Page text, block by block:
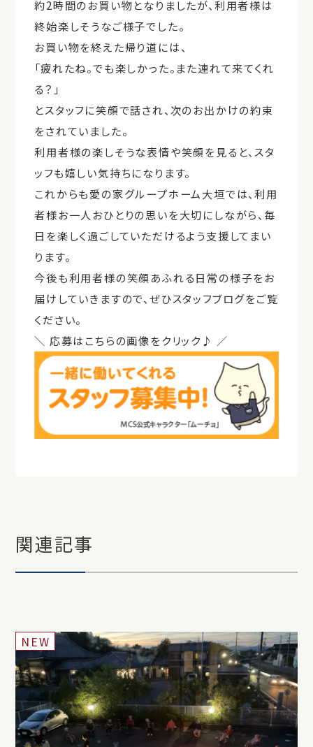
約2時間のお買い物となりましたが、利用者様は
終始楽しそうなご様子でした。
お買い物を終えた帰り道には、
「疲れたね。でも楽しかった。また連れて来てくれ
る？」
とスタッフに笑顔で話され、次のお出かけの約束
をされていました。
利用者様の楽しそうな表情や笑顔を見ると、スタ
ッフも嬉しい気持ちになります。
これからも愛の家グループホーム大垣では、利用
者様お一人おひとりの思いを大切にしながら、毎
日を楽しく過ごしていただけるよう支援してまい
ります。
今後も利用者様の笑顔あふれる日常の様子をお
届けしていきますので、ぜひスタッフブログをご覧
ください。
＼ 応募はこちらの画像をクリック♪ ／
関連記事
NEW